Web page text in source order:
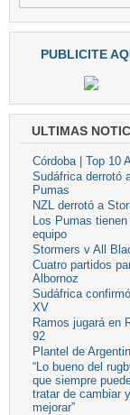
PUBLICITE
ULTIMAS
Córdoba | Top 10
Sudáfrica derrotó
Pumas
NZL derrotó a
Los Pumas tienen
equipo
Stormers v All
Cuatro partidos
Albornoz
Sudáfrica
XV
Ramos jugará en
92
Plantel de
“Lo bueno del
que siempre
tratar de cambiar y
mejorar”